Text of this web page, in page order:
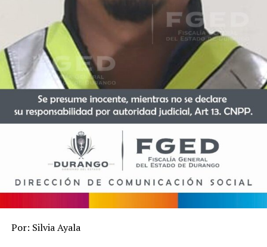
Por: Silvia Ayala